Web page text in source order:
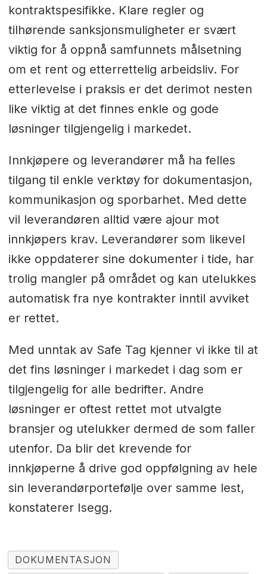
kontraktspesifikke. Klare regler og
tilhørende sanksjonsmuligheter er svært
viktig for å oppnå samfunnets målsetning
om et rent og etterrettelig arbeidsliv. For
etterlevelse i praksis er det derimot nesten
like viktig at det finnes enkle og gode
løsninger tilgjengelig i markedet.
Innkjøpere og leverandører må ha felles
tilgang til enkle verktøy for dokumentasjon,
kommunikasjon og sporbarhet. Med dette
vil leverandøren alltid være ajour mot
innkjøpers krav. Leverandører som likevel
ikke oppdaterer sine dokumenter i tide, har
trolig mangler på området og kan utelukkes
automatisk fra nye kontrakter inntil avviket
er rettet.
Med unntak av Safe Tag kjenner vi ikke til at
det fins løsninger i markedet i dag som er
tilgjengelig for alle bedrifter. Andre
løsninger er oftest rettet mot utvalgte
bransjer og utelukker dermed de som faller
utenfor. Da blir det krevende for
innkjøperne å drive god oppfølgning av hele
sin leverandørportefølje over samme lest,
konstaterer Isegg.
DOKUMENTASJON